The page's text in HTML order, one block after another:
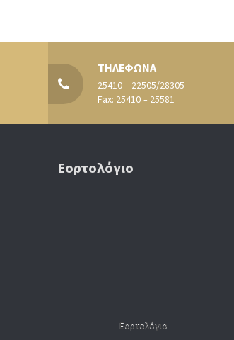
ΤΗΛΕΦΩΝΑ
25410 – 22505/28305
Fax: 25410 – 25581
Εορτολόγιο
Εορτολόγιο